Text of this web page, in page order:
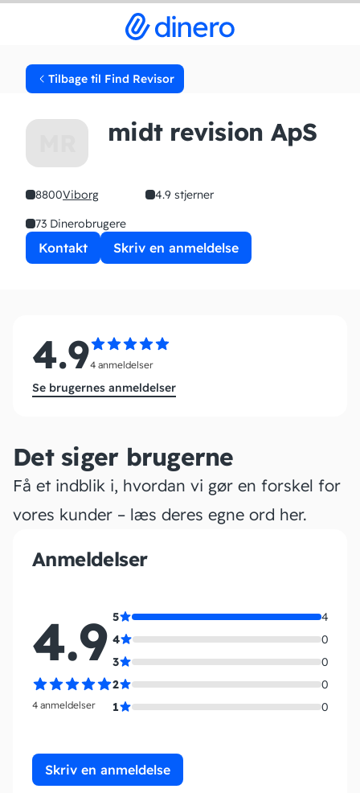
Tilbage til Find Revisor
midt revision ApS
8800Viborg
4.9 stjerner
73 Dinerobrugere
Kontakt Skriv en anmeldelse
Det siger brugerne
Få et indblik i, hvordan vi gør en forskel for
vores kunder – læs deres egne ord her.
Anmeldelser
4.9
4 anmeldelser
5
4
4
0
3
0
2
0
1
0
Skriv en anmeldelse
4.94 anmeldelser
Se brugernes anmeldelser